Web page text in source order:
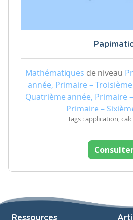
Papimatic
Mathématiques de niveau
année, Primaire –
Quatrième année, Primaire
Primaire –
Tags : application,
Consulter
Ressources